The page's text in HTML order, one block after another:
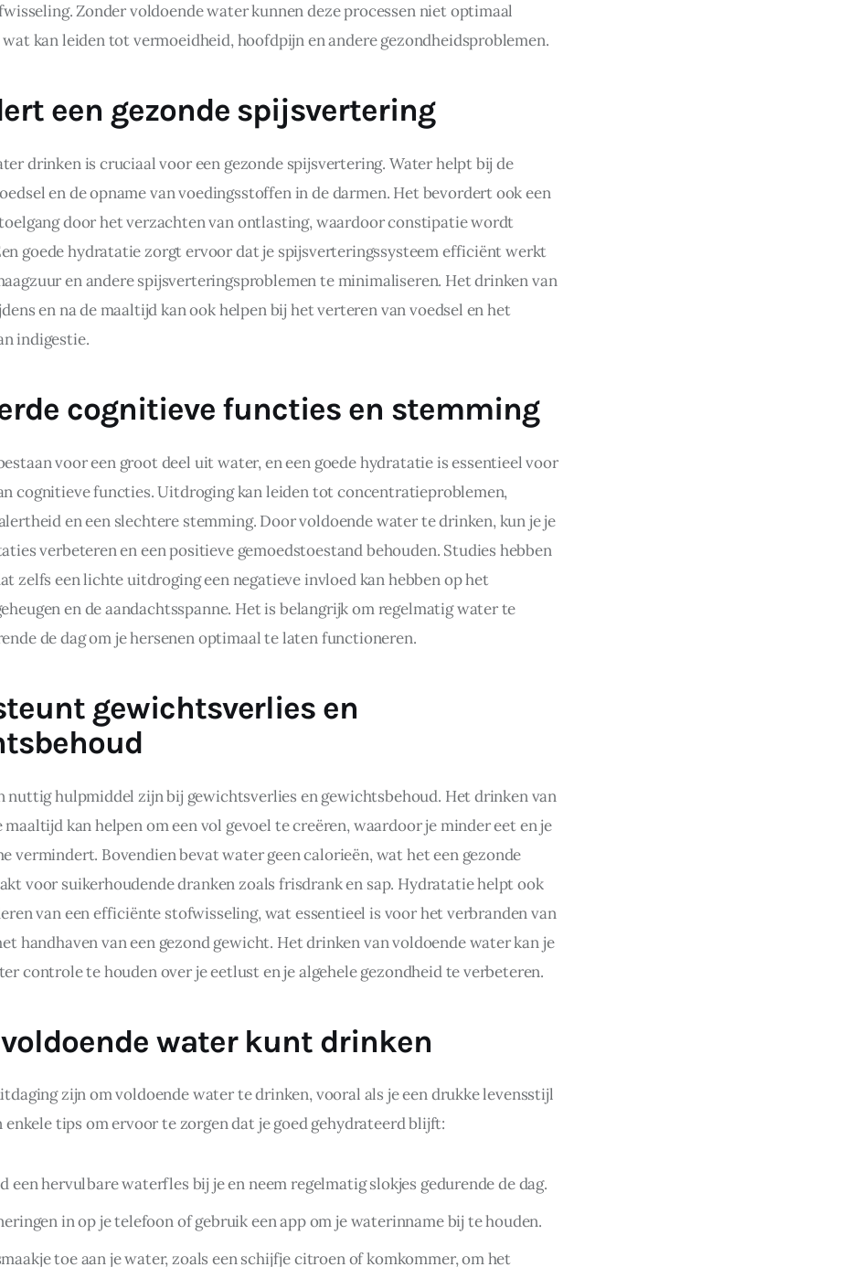
Zonder voldoende water kunnen deze processen niet optimaal
kan leiden tot vermoeidheid, hoofdpijn en andere gezondheidsproblemen.
een gezonde spijsvertering
drinken is cruciaal voor een gezonde spijsvertering. Water helpt bij de
en de opname van voedingsstoffen in de darmen. Het bevordert ook een
door het verzachten van ontlasting, waardoor constipatie wordt
goede hydratatie zorgt ervoor dat je spijsverteringssysteem efficiënt werkt
en andere spijsverteringsproblemen te minimaliseren. Het drinken van
en na de maaltijd kan ook helpen bij het verteren van voedsel en het
indigestie.
cognitieve functies en stemming
voor een groot deel uit water, en een goede hydratatie is essentieel voor
cognitieve functies. Uitdroging kan leiden tot concentratieproblemen,
en een slechtere stemming. Door voldoende water te drinken, kun je je
verbeteren en een positieve gemoedstoestand behouden. Studies hebben
zelfs een lichte uitdroging een negatieve invloed kan hebben op het
en de aandachtsspanne. Het is belangrijk om regelmatig water te
de dag om je hersenen optimaal te laten functioneren.
gewichtsverlies en
nuttig hulpmiddel zijn bij gewichtsverlies en gewichtsbehoud. Het drinken van
kan helpen om een vol gevoel te creëren, waardoor je minder eet en je
vermindert. Bovendien bevat water geen calorieën, wat het een gezonde
voor suikerhoudende dranken zoals frisdrank en sap. Hydratatie helpt ook
van een efficiënte stofwisseling, wat essentieel is voor het verbranden van
handhaven van een gezond gewicht. Het drinken van voldoende water kan je
controle te houden over je eetlust en je algehele gezondheid te verbeteren.
voldoende water kunt drinken
zijn om voldoende water te drinken, vooral als je een drukke levensstijl
enkele tips om ervoor te zorgen dat je goed gehydrateerd blijft:
een hervulbare waterfles bij je en neem regelmatig slokjes gedurende de dag.
in op je telefoon of gebruik een app om je waterinname bij te houden.
toe aan je water, zoals een schijfje citroen of komkommer, om het